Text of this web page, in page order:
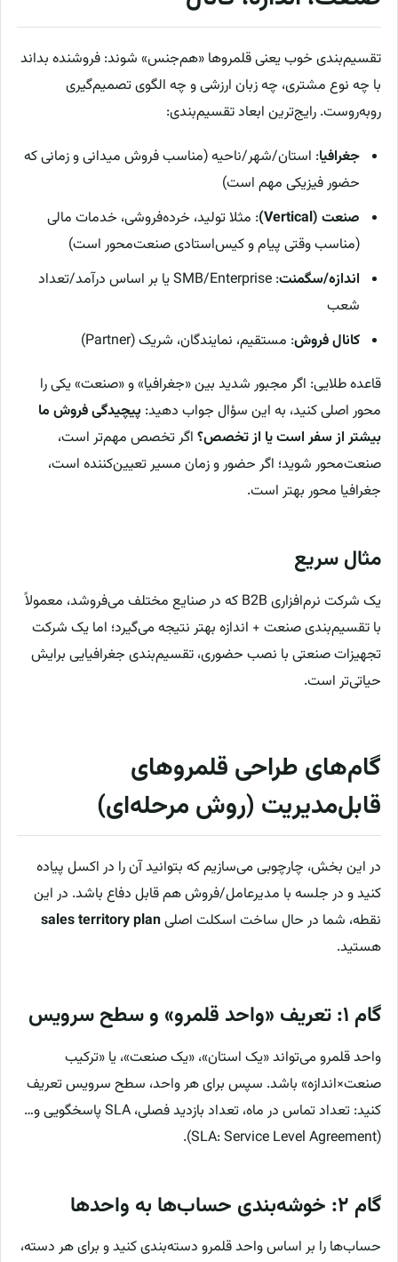
تقسیم‌بندی خوب یعنی قلمروها «هم‌جنس» شوند: فروشنده بداند
با چه نوع مشتری، چه زبان ارزشی و چه الگوی تصمیم‌گیری
روبه‌روست. رایج‌ترین ابعاد تقسیم‌بندی:
جغرافیا: استان/شهر/ناحیه (مناسب فروش میدانی و زمانی که
حضور فیزیکی مهم است)
صنعت (Vertical)
: مثلا تولید، خرده‌فروشی، خدمات مالی
(مناسب وقتی پیام و کیس‌استادی صنعت‌محور است)
اندازه/سگمنت
: SMB/Enterprise یا بر اساس درآمد/تعداد
شعب
کانال فروش: مستقیم، نمایندگان، شریک (Partner)
قاعده طلایی: اگر مجبور شدید بین «جغرافیا» و «صنعت» یکی را
محور اصلی کنید، به این سؤال جواب دهید: پیچیدگی فروش ما
بیشتر از سفر است یا از تخصص؟ اگر تخصص مهم‌تر است،
صنعت‌محور شوید؛ اگر حضور و زمان مسیر تعیین‌کننده است،
جغرافیا محور بهتر است.
مثال سریع
یک شرکت نرم‌افزاری B2B که در صنایع مختلف می‌فروشد، معمولاً
با تقسیم‌بندی صنعت + اندازه بهتر نتیجه می‌گیرد؛ اما یک شرکت
تجهیزات صنعتی با نصب حضوری، تقسیم‌بندی جغرافیایی برایش
حیاتی‌تر است.
گام‌های طراحی قلمروهای
قابل‌مدیریت (روش مرحله‌ای)
در این بخش، چارچوبی می‌سازیم که بتوانید آن را در اکسل پیاده
کنید و در جلسه با مدیرعامل/فروش هم قابل دفاع باشد. در این
نقطه، شما در حال ساخت اسکلت اصلیsales territory plan
هستید.
گام ۱: تعریف «واحد قلمرو» و سطح سرویس
واحد قلمرو می‌تواند «یک استان»، «یک صنعت»، یا «ترکیب
صنعت×اندازه» باشد. سپس برای هر واحد، سطح سرویس تعریف
کنید: تعداد تماس در ماه، تعداد بازدید فصلی، SLA پاسخگویی و…
(SLA: Service Level Agreement).
گام ۲: خوشه‌بندی حساب‌ها به واحدها
حساب‌ها را بر اساس واحد قلمرو دسته‌بندی کنید و برای هر دسته،